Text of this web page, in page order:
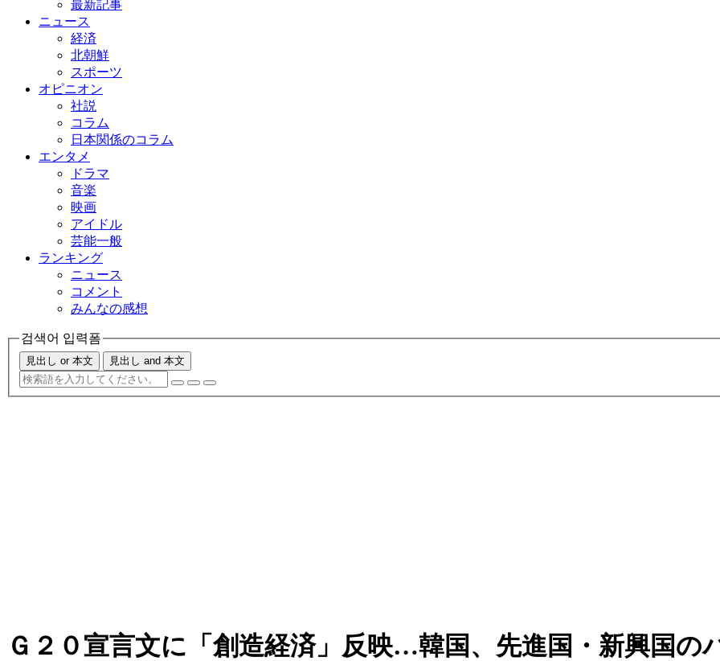
最新記事
ニュース
経済
北朝鮮
スポーツ
オピニオン
社説
コラム
日本関係のコラム
エンタメ
ドラマ
音楽
映画
アイドル
芸能一般
ランキング
ニュース
コメント
みんなの感想
검색어 입력폼
見出し or 本文 見出し and 本文
Ｇ２０宣言文に「創造経済」反映…韓国、先進国・新興国の